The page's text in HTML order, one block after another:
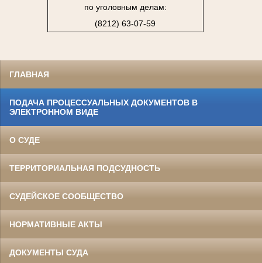
по уголовным делам:
(8212) 63-07-59
ГЛАВНАЯ
ПОДАЧА ПРОЦЕССУАЛЬНЫХ ДОКУМЕНТОВ В
ЭЛЕКТРОННОМ ВИДЕ
О СУДЕ
ТЕРРИТОРИАЛЬНАЯ ПОДСУДНОСТЬ
СУДЕЙСКОЕ СООБЩЕСТВО
НОРМАТИВНЫЕ АКТЫ
ДОКУМЕНТЫ СУДА